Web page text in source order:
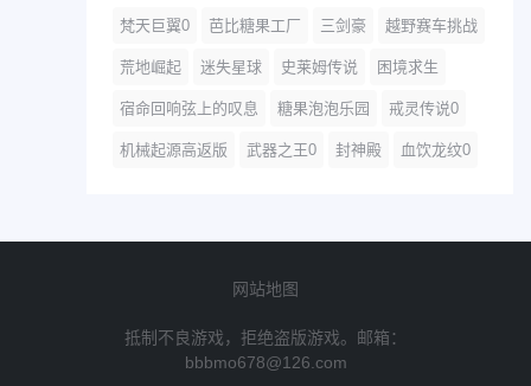
梵天巨翼0 芭比糖果工厂 三剑豪 越野赛车挑战
荒地崛起 迷失星球 史莱姆传说 困境求生
宿命回响弦上的叹息 糖果泡泡乐园 戒灵传说0
机械起源高返版 武器之王0 封神殿 血饮龙纹0
网站地图
抵制不良游戏，拒绝盗版游戏。邮箱：
bbbmo678@126.com